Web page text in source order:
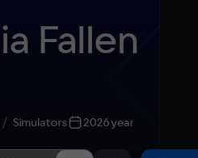
Fallen
Simulators 2026 year